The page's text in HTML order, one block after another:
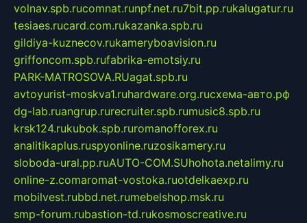
volnav.spb.rucomnat.runpf.net.ru7bit.pp.rukalugatur.ru
tesiaes.rucard.com.rukazanka.spb.ru
gildiya-kuznecov.rukameryboavision.ru
griffoncom.spb.rufabrika-emotsiy.ru
PARK-MATROSOVA.RUagat.spb.ru
avtoyurist-moskva1.ruhardware.org.ruсхема-авто.рф
dg-lab.ruangrup.rurecruiter.spb.rumusic8.spb.ru
krsk124.rukubok.spb.ruromanofforex.ru
analitikaplus.ruspyonline.ruzosikamery.ru
sloboda-ural.pp.ruAUTO-COM.SUhohota.netalimy.ru
online-z.comaromat-vostoka.ruotdelkaexp.ru
mobilvest.rubbd.net.rumebelshop.msk.ru
smp-forum.rubastion-td.rukosmoscreative.ru